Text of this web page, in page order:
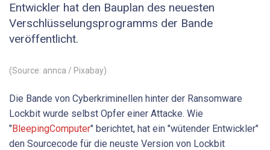
Entwickler hat den Bauplan des neuesten
Verschlüsselungsprogramms der Bande
veröffentlicht.
(Source: annca / Pixabay)
Die Bande von Cyberkriminellen hinter der Ransomware
Lockbit wurde selbst Opfer einer Attacke. Wie
"BleepingComputer" berichtet, hat ein "wütender Entwickler"
den Sourcecode für die neuste Version von Lockbit